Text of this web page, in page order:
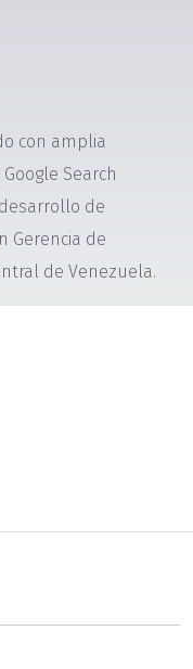
con amplia
Search
de
Gerencia de
de Venezuela.